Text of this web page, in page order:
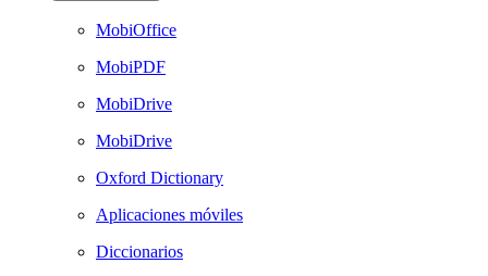
MobiOffice
MobiPDF
MobiDrive
MobiDrive
Oxford Dictionary
Aplicaciones móviles
Diccionarios